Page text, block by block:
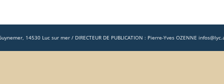
14530 Luc sur mer / DIRECTEUR DE PUBLICATION : Pierre-Yves OZENNE